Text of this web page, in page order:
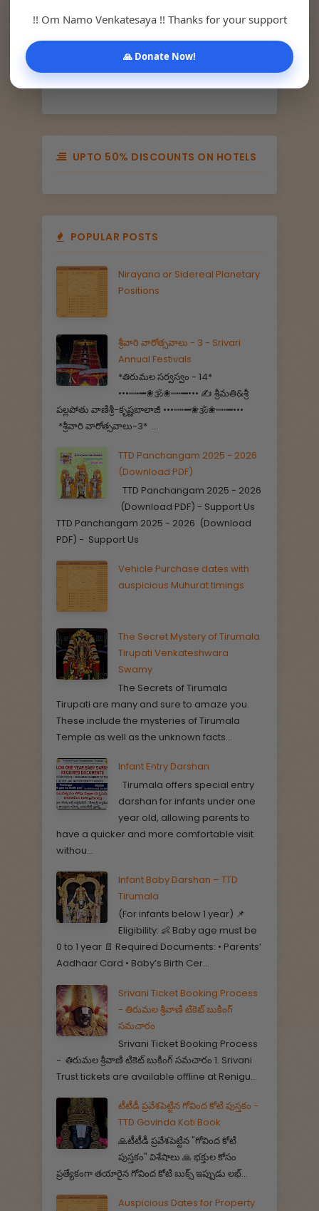
EDITOR'S CHOICE
UPTO 50% DISCOUNTS ON HOTELS
POPULAR POSTS
Nirayana or Sidereal Planetary
Positions
శ్రీవారి వారోత్సవాలు - 3 - Srivari
Annual Festivals
*తిరుమల సర్వస్వం - 14*
•••┉┅━❀🕉️❀┉┅━••• ✍️ శ్రీమతి&శ్రీ
పల్లపోతు వాణిశ్రీ-కృష్ణబాలాజీ •••┉┅━❀🕉️❀┉┅━•••
*శ్రీవారి వారోత్సవాలు-3* ...
TTD Panchangam 2025 - 2026
(Download PDF)
TTD Panchangam 2025 - 2026
(Download PDF) - Support Us
TTD Panchangam 2025 - 2026 (Download
PDF) - Support Us
Vehicle Purchase dates with
auspicious Muhurat timings
The Secret Mystery of Tirumala
Tirupati Venkateshwara
Swamy
The Secrets of Tirumala
Tirupati are many and sure to amaze you.
These include the mysteries of Tirumala
Temple as well as the unknown facts...
Infant Entry Darshan
Tirumala offers special entry
darshan for infants under one
year old, allowing parents to
have a quicker and more comfortable visit
withou...
Infant Baby Darshan – TTD
Tirumala
(For infants below 1 year) 📌
Eligibility: 👶 Baby age must be
0 to 1 year 📄 Required Documents: • Parents’
Aadhaar Card • Baby’s Birth Cer...
Srivani Ticket Booking Process
- తిరుమల శ్రీవాణి టికెట్ బుకింగ్
సమచారం
Srivani Ticket Booking Process
- తిరుమల శ్రీవాణి టికెట్ బుకింగ్ సమచారం 1. Srivani
Trust tickets are available offline at Renigu...
టీటీడీ ప్రవేశపెట్టిన గోవింద కోటి పుస్తకం -
TTD Govinda Koti Book
🙏టీటీడీ ప్రవేశపెట్టిన "గోవింద కోటి
పుస్తకం" విశేషాలు 🙏 భక్తుల కోసం
ప్రత్యేకంగా తయారైన గోవింద కోటి బుక్స్ ఇప్పుడు లభ్...
Auspicious Dates for Property
!! Om Namo Venkatesaya !! Thanks for your support
🙏 Donate Now!